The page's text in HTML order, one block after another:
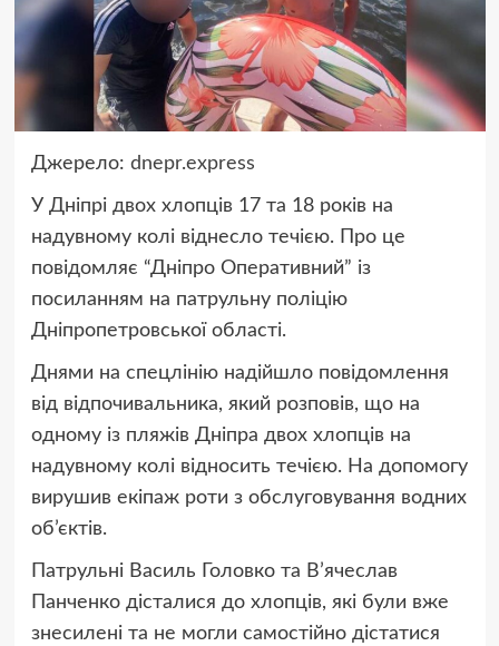
Джерело: dnepr.express
У Дніпрі двох хлопців 17 та 18 років на
надувному колі віднесло течією. Про це
повідомляє “Дніпро Оперативний” із
посиланням на патрульну поліцію
Дніпропетровської області.
Днями на спецлінію надійшло повідомлення
від відпочивальника, який розповів, що на
одному із пляжів Дніпра двох хлопців на
надувному колі відносить течією. На допомогу
вирушив екіпаж роти з обслуговування водних
об’єктів.
Патрульні Василь Головко та В’ячеслав
Панченко дісталися до хлопців, які були вже
знесилені та не могли самостійно дістатися